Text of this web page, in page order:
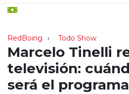
RedBoing Todo Show
Marcelo Tinelli
televisión:
será el programa